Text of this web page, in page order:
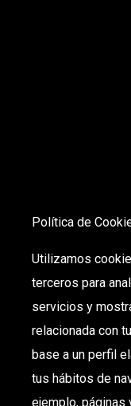
Política de
Utilizamos
terceros para
servicios y
relacionada con
base a un perfil
tus hábitos de
ejemplo, páginas